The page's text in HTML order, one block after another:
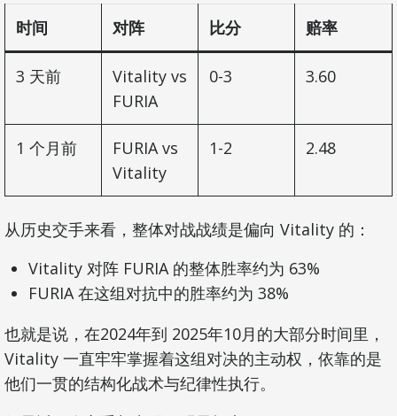
时间 对阵 比分 赔率
3 天前
Vitality vs
FURIA
0-3 3.60
1 个月前
FURIA vs
Vitality
1-2 2.48
从历史交手来看，整体对战战绩是偏向 Vitality 的：
Vitality 对阵 FURIA 的整体胜率约为 63%
FURIA 在这组对抗中的胜率约为 38%
也就是说，在2024年到 2025年10月的大部分时间里，
Vitality 一直牢牢掌握着这组对决的主动权，依靠的是
他们一贯的结构化战术与纪律性执行。